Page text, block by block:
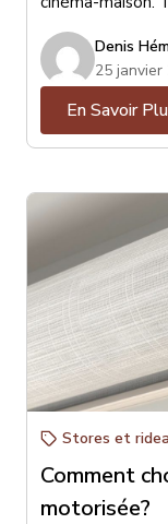
s’y perdre !
projecteur ? Un
ou de surface)
gros haut-
questions sont
Denis
25 janvier
En Savoir
Stores et
Comment
motorisée?